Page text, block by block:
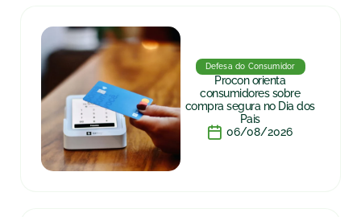
Defesa do Consumidor
Procon orienta
consumidores sobre
compra segura no Dia dos
Pais
06/08/2026